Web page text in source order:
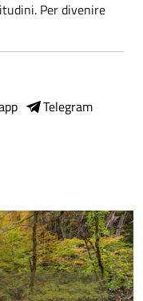
Per divenire
Telegram